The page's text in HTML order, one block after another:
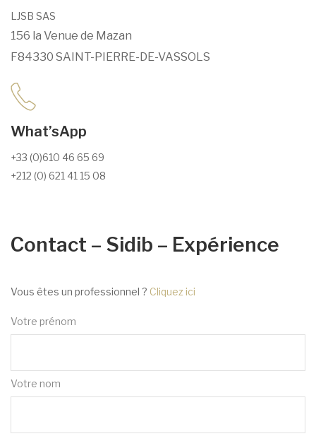
LJSB SAS
156 la Venue de Mazan
F84330 SAINT-PIERRE-DE-VASSOLS
What’sApp
+33 (0)610 46 65 69
+212 (0) 621 41 15 08
Contact – Sidib – Expérience
Vous êtes un professionnel ? Cliquez ici
Votre prénom
Votre nom